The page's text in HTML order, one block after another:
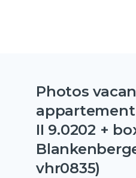
Photos
II 9.0202 +
vhr0835)